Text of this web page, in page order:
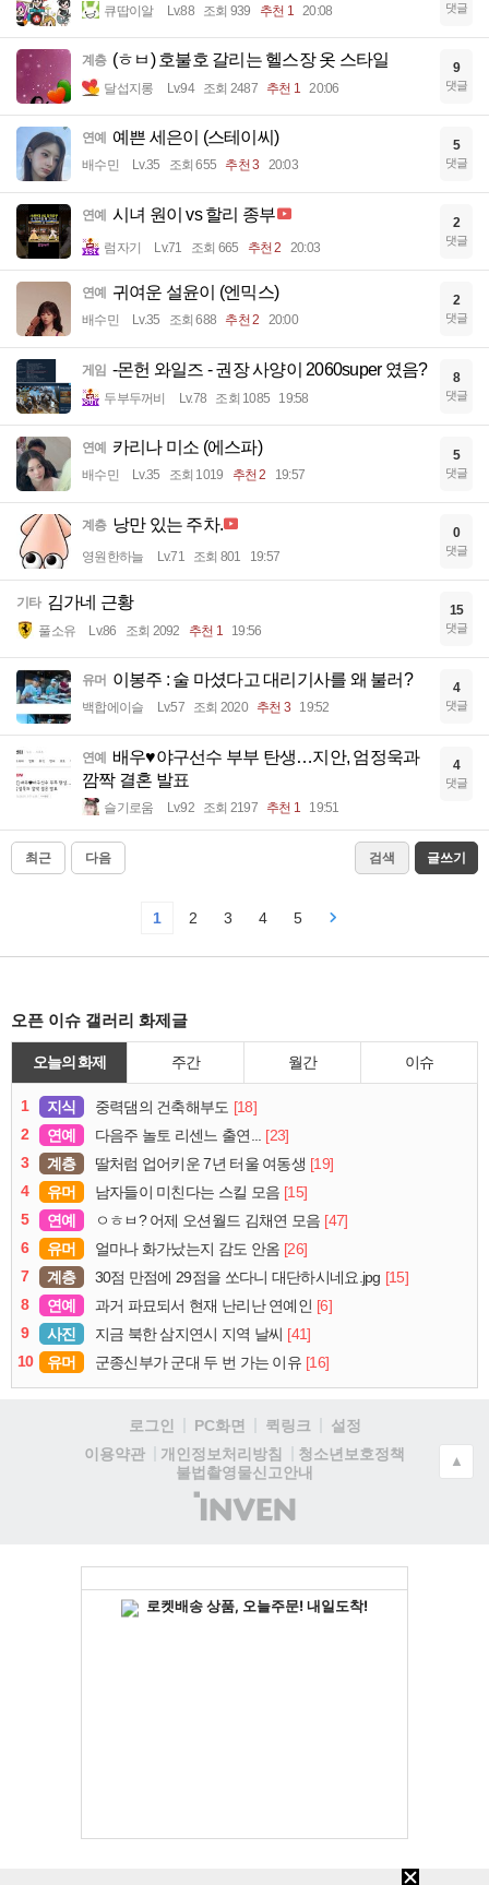
큐땁이알 Lv.88 조회 939 추천 1 20:08 댓글
계층 (ㅎㅂ) 호불호 갈리는 헬스장 옷 스타일
달섭지롱 Lv.94 조회 2487 추천 1 20:06
9
댓글
연예 예쁜 세은이 (스테이씨)
배수민 Lv.35 조회 655 추천 3 20:03
5
댓글
연예 시녀 원이 vs 할리 종부
럼자기 Lv.71 조회 665 추천 2 20:03
2
댓글
연예 귀여운 설윤이 (엔믹스)
배수민 Lv.35 조회 688 추천 2 20:00
2
댓글
게임 -몬헌 와일즈 - 권장 사양이 2060super 였음?
두부두꺼비 Lv.78 조회 1085 19:58
8
댓글
연예 카리나 미소 (에스파)
배수민 Lv.35 조회 1019 추천 2 19:57
5
댓글
계층 낭만 있는 주차.
영원한하늘 Lv.71 조회 801 19:57
0
댓글
기타 김가네 근황
풀소유 Lv.86 조회 2092 추천 1 19:56
15
댓글
유머 이봉주 : 술 마셨다고 대리기사를 왜 불러?
백합에이슬 Lv.57 조회 2020 추천 3 19:52
4
댓글
연예
배우♥야구선수 부부 탄생…지안, 엄정욱과
깜짝 결혼 발표
슬기로움 Lv.92 조회 2197 추천 1 19:51
4
댓글
최근 다음 검색 글쓰기
1 2 3 4 5
오픈 이슈 갤러리 화제글
오늘의 화제 주간 월간 이슈
1 지식 중력댐의 건축해부도 [18]
2
연예 다음주 놀토 리센느 출연... [23]
3
계층 딸처럼 업어키운 7년 터울 여동생 [19]
4
유머 남자들이 미친다는 스킬 모음 [15]
5
연예 ㅇㅎㅂ? 어제 오션월드 김채연 모음 [47]
6
유머 얼마나 화가났는지 감도 안옴 [26]
7
계층 30점 만점에 29점을 쏘다니 대단하시네요.jpg [15]
8
연예 과거 파묘되서 현재 난리난 연예인 [6]
9
사진 지금 북한 삼지연시 지역 날씨 [41]
10
유머 군종신부가 군대 두 번 가는 이유 [16]
로그인 PC화면 퀵링크
설정
이용약관
개인정보처리방침
청소년보호정책
불법촬영물신고안내
(주)
인
▲